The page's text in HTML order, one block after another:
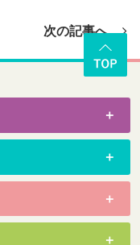
次の記事へ